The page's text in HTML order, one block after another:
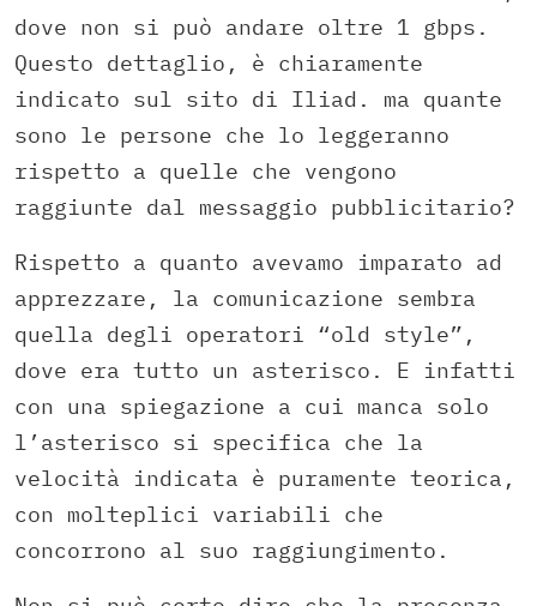
dove non si può andare oltre 1 gbps.
Questo dettaglio, è chiaramente
indicato sul sito di Iliad. ma quante
sono le persone che lo leggeranno
rispetto a quelle che vengono
raggiunte dal messaggio pubblicitario?
Rispetto a quanto avevamo imparato ad
apprezzare, la comunicazione sembra
quella degli operatori “old style”,
dove era tutto un asterisco. E infatti
con una spiegazione a cui manca solo
l’asterisco si specifica che la
velocità indicata è puramente teorica,
con molteplici variabili che
concorrono al suo raggiungimento.